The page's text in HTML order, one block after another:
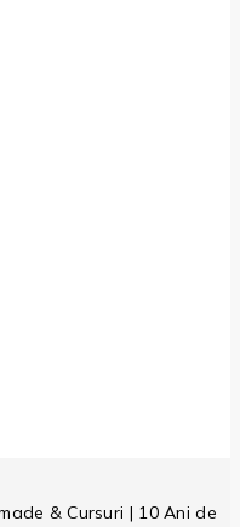
& Cursuri | 10 Ani de